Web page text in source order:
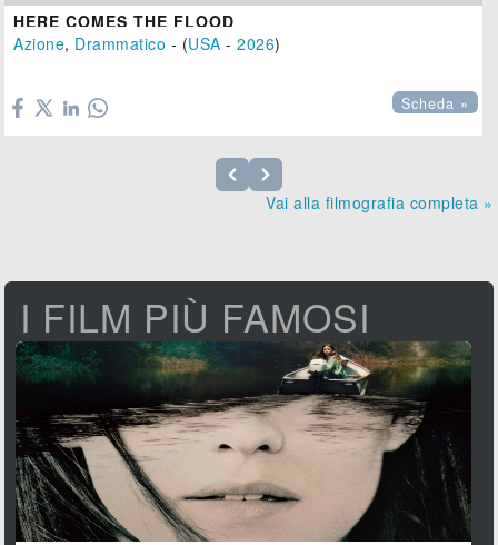
HERE COMES THE FLOOD
Azione, Drammatico - (USA -2026)
Scheda »
Vai alla filmografia completa »
I FILM PIÙ FAMOSI